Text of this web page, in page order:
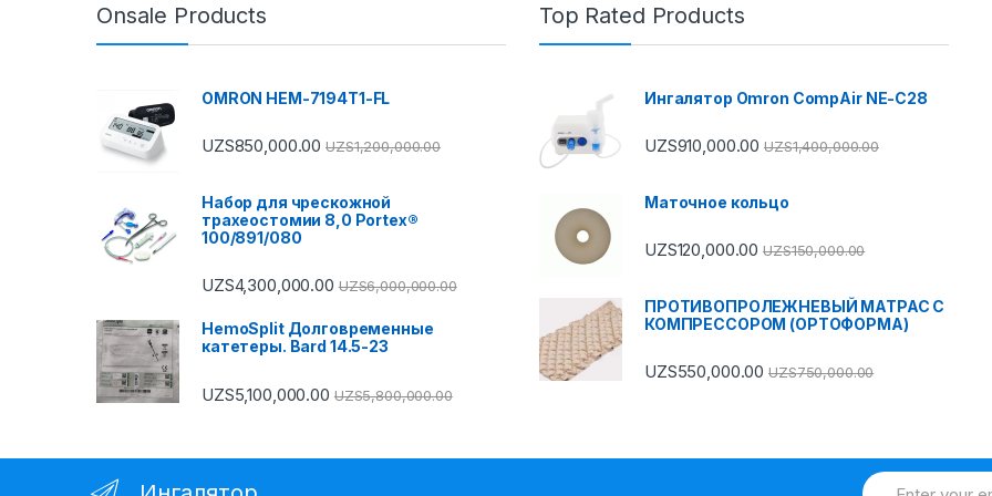
Onsale Products
OMRON HEM-7194T1-FL
UZS850,000.00 UZS1,200,000.00
Набор для чрескожной
трахеостомии 8,0 Portex®
100/891/080
UZS4,300,000.00 UZS6,000,000.00
HemoSplit Долговременные
катетеры. Bard 14.5-23
UZS5,100,000.00 UZS5,800,000.00
Top Rated Products
Ингалятор Omron CompAir NE-C28
UZS910,000.00 UZS1,400,000.00
Маточное кольцо
UZS120,000.00 UZS150,000.00
ПРОТИВОПРОЛЕЖНЕВЫЙ МАТРАС С
КОМПРЕССОРОМ (ОРТОФОРМА)
UZS550,000.00 UZS750,000.00